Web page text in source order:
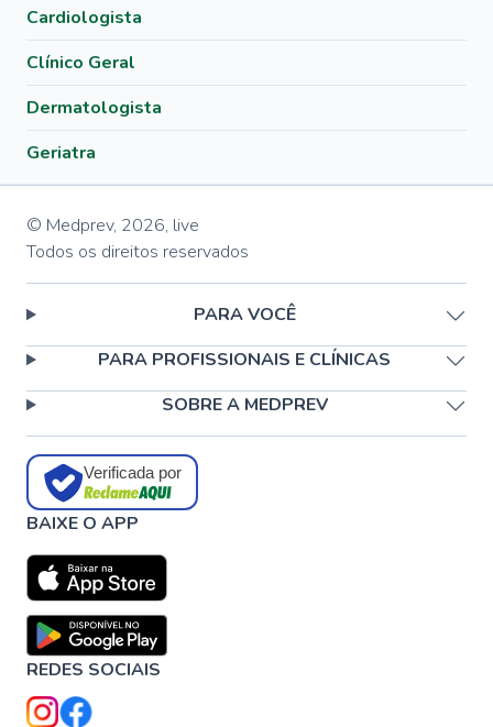
Cardiologista
Clínico Geral
Dermatologista
Geriatra
© Medprev, 2026, live
Todos os direitos reservados
PARA VOCÊ
PARA PROFISSIONAIS E CLÍNICAS
SOBRE A MEDPREV
Verificada por
BAIXE O APP
REDES SOCIAIS